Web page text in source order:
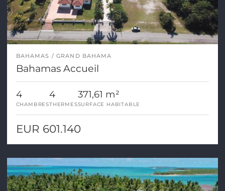
BAHAMAS GRAND BAHAMA
Bahamas Accueil
4
CHAMBRES
4
THERMES
371,61 m²
SURFACE HABITABLE
EUR 601.140